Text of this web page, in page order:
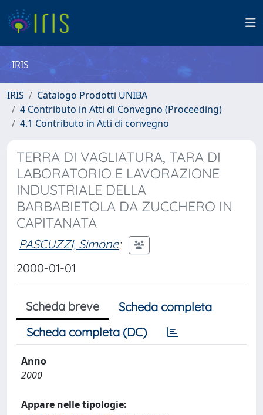
IRIS
IRIS
Catalogo Prodotti UNIBA
4 Contributo in Atti di Convegno (Proceeding)
4.1 Contributo in Atti di convegno
TERRA DI VAGLIATURA, TARA DI
LABORATORIO E LAVORAZIONE
INDUSTRIALE DELLA
BARBABIETOLA DA ZUCCHERO IN
CAPITANATA
PASCUZZI, Simone;
2000-01-01
Scheda breve
Scheda completa
Scheda completa (DC)
Anno
2000
Appare nelle tipologie: